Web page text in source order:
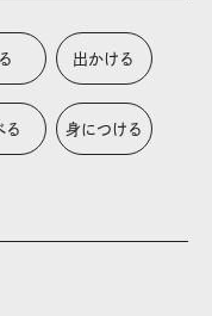
出かける
る 身につける